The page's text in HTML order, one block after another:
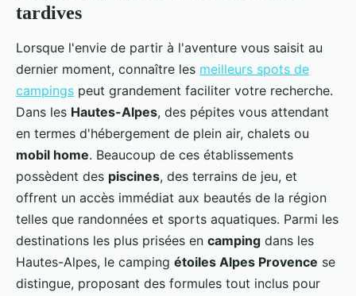
tardives
Lorsque l'envie de partir à l'aventure vous saisit au
dernier moment, connaître les meilleurs spots de
campings peut grandement faciliter votre recherche.
Dans les Hautes-Alpes, des pépites vous attendant
en termes d'hébergement de plein air, chalets ou
mobil home. Beaucoup de ces établissements
possèdent des piscines, des terrains de jeu, et
offrent un accès immédiat aux beautés de la région
telles que randonnées et sports aquatiques. Parmi les
destinations les plus prisées en camping dans les
Hautes-Alpes, le camping étoiles Alpes Provence se
distingue, proposant des formules tout inclus pour